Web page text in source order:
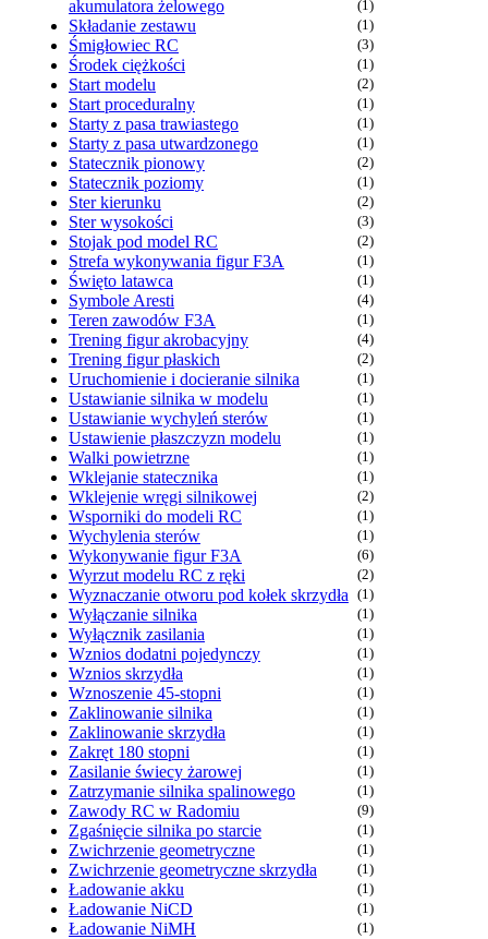
akumulatora żelowego
(1)
Składanie zestawu (1)
Śmigłowiec RC (3)
Środek ciężkości (1)
Start modelu (2)
Start proceduralny (1)
Starty z pasa trawiastego (1)
Starty z pasa utwardzonego (1)
Statecznik pionowy (2)
Statecznik poziomy (1)
Ster kierunku (2)
Ster wysokości (3)
Stojak pod model RC (2)
Strefa wykonywania figur F3A (1)
Święto latawca (1)
Symbole Aresti (4)
Teren zawodów F3A (1)
Trening figur akrobacyjny (4)
Trening figur płaskich (2)
Uruchomienie i docieranie silnika (1)
Ustawianie silnika w modelu (1)
Ustawianie wychyleń sterów (1)
Ustawienie płaszczyzn modelu (1)
Walki powietrzne (1)
Wklejanie statecznika (1)
Wklejenie wręgi silnikowej (2)
Wsporniki do modeli RC (1)
Wychylenia sterów (1)
Wykonywanie figur F3A (6)
Wyrzut modelu RC z ręki (2)
Wyznaczanie otworu pod kołek skrzydła (1)
Wyłączanie silnika (1)
Wyłącznik zasilania (1)
Wznios dodatni pojedynczy (1)
Wznios skrzydła (1)
Wznoszenie 45-stopni (1)
Zaklinowanie silnika (1)
Zaklinowanie skrzydła (1)
Zakręt 180 stopni (1)
Zasilanie świecy żarowej (1)
Zatrzymanie silnika spalinowego (1)
Zawody RC w Radomiu (9)
Zgaśnięcie silnika po starcie (1)
Zwichrzenie geometryczne (1)
Zwichrzenie geometryczne skrzydła (1)
Ładowanie akku (1)
Ładowanie NiCD (1)
Ładowanie NiMH (1)